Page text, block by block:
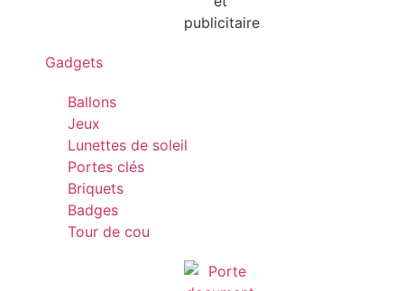
Gadgets
Ballons
Jeux
Lunettes de soleil
Portes clés
Briquets
Badges
Tour de cou